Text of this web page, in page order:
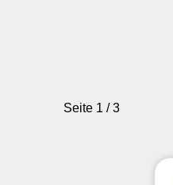
Seite 1 / 3